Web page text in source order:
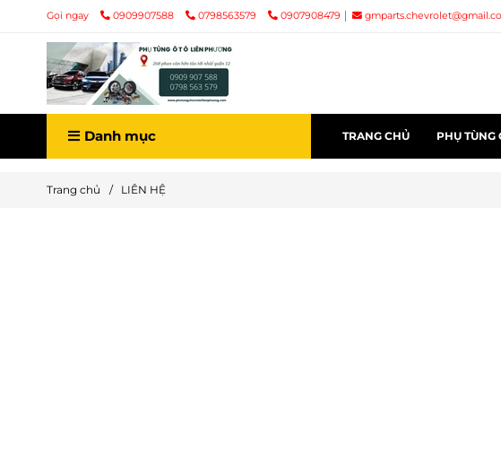
Gọi ngay 0909907588 0798563579 0907908479
Danh mục TRANG CHỦ PHỤ TÙNG
Trang chủ / LIÊN HỆ